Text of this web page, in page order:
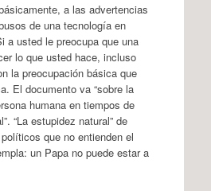
a las advertencias
de una tecnología en
a usted le preocupa que una
lo que usted hace, incluso
la preocupación básica que
El documento va “sobre la
humana en tiempos de
“La estupidez natural” de
que no entienden el
un Papa no puede estar a